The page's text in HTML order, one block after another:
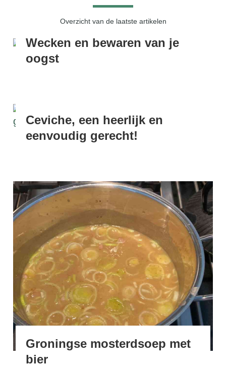
Overzicht van de laatste artikelen
Wecken en bewaren van je
oogst
Ceviche, een heerlijk en
eenvoudig gerecht!
Groningse mosterdsoep met
bier